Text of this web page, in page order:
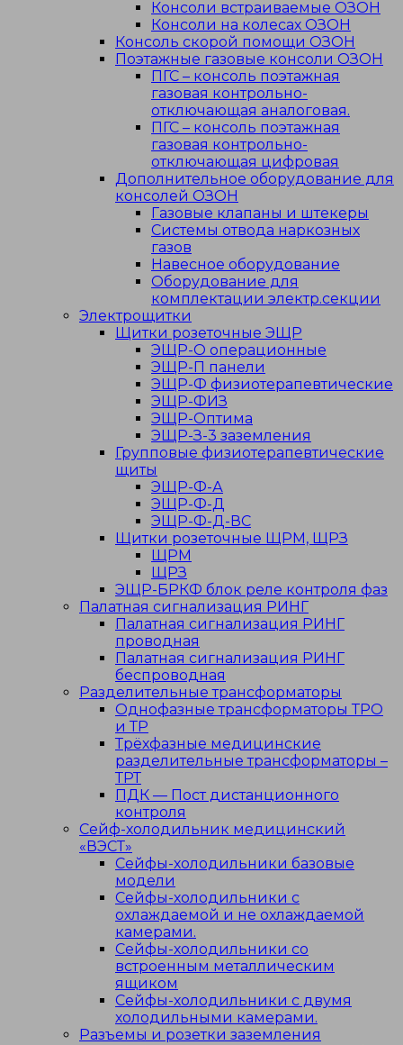
Консоли встраиваемые ОЗОН
Консоли на колесах ОЗОН
Консоль скорой помощи ОЗОН
Поэтажные газовые консоли ОЗОН
ПГС – консоль поэтажная
газовая контрольно-
отключающая аналоговая.
ПГС – консоль поэтажная
газовая контрольно-
отключающая цифровая
Дополнительное оборудование для
консолей ОЗОН
Газовые клапаны и штекеры
Системы отвода наркозных
газов
Навесное оборудование
Оборудование для
комплектации электр.секции
Электрощитки
Щитки розеточные ЭЩР
ЭЩР-О операционные
ЭЩР-П панели
ЭЩР-Ф физиотерапевтические
ЭЩР-ФИЗ
ЭЩР-Оптима
ЭЩР-З-3 заземления
Групповые физиотерапевтические
щиты
ЭЩР-Ф-А
ЭЩР-Ф-Д
ЭЩР-Ф-Д-ВС
Щитки розеточные ЩРМ, ЩРЗ
ЩРМ
ЩРЗ
ЭЩР-БРКФ блок реле контроля фаз
Палатная сигнализация РИНГ
Палатная сигнализация РИНГ
проводная
Палатная сигнализация РИНГ
беспроводная
Разделительные трансформаторы
Однофазные трансформаторы ТРО
и ТР
Трёхфазные медицинские
разделительные трансформаторы –
ТРТ
ПДК — Пост дистанционного
контроля
Сейф-холодильник медицинский
«ВЭСТ»
Сейфы-холодильники базовые
модели
Сейфы-холодильники с
охлаждаемой и не охлаждаемой
камерами.
Сейфы-холодильники со
встроенным металлическим
ящиком
Сейфы-холодильники с двумя
холодильными камерами.
Разъемы и розетки заземления